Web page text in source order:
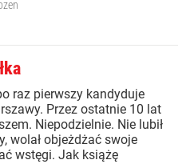
raz pierwszy kandyduje
Przez ostatnie 10 lat
Niepodzielnie. Nie lubił
wolał objeżdżać swoje
wstęgi. Jak książę